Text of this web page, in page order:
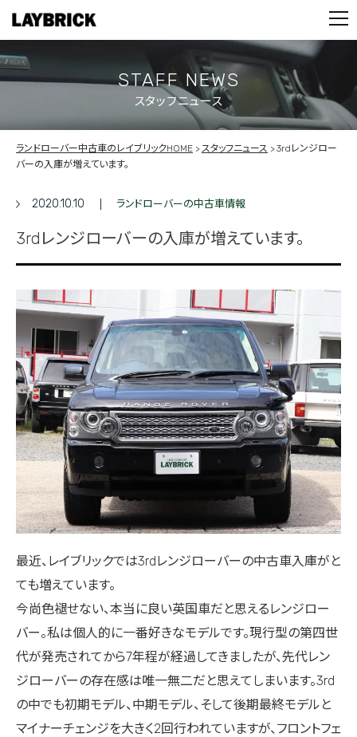
PARTS
CONTACT
PRIVACY POLICY
STAFF NEWS
スタッフニュース
ランドローバー中古車のレイブリックHOME スタッフニュース
3rdレンジロー
バーの入庫が増えています。
2020.10.10 ランドローバーの中古車情報
3rdレンジローバーの入庫が増えています。
最近、レイブリックでは3rdレンジローバーの中古車入庫がと
ても増えています。
今尚色褪せない、本当に良い英国車だと思えるレンジロー
バー。私は個人的に一番好きなモデルです。現行型の第四世
代が発売されてから7年程が経過してきましたが、先代レン
ジローバーの存在感は唯一無二だと思えてしまいます。3rd
の中でも初期モデル、中期モデル、そして後期最終モデルと
マイナーチェンジを大きく2回行われていますが、フロントフェ